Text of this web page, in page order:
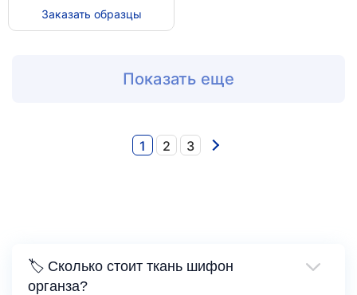
Заказать образцы
Показать еще
1 2 3
🏷️ Сколько стоит ткань шифон
органза?